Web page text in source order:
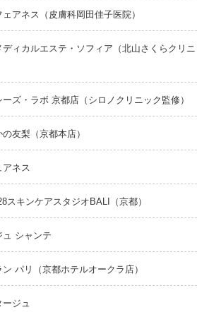
アネス（皮膚科岡田佳子医院）
ディカルエステ・ソフィア（北山さくらクリニ
ーズ・ラボ 京都店（シロノクリニック監修）
友梨（京都本店）
アネス
スキンケアスタジオBALI（京都）
ュ シャンテ
パリ（京都ホテルオークラ店）
ジュ